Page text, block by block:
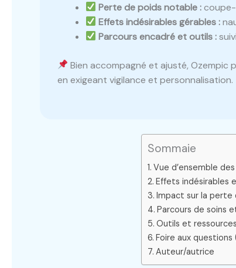
Perte de poids notable :coupe-
Effets indésirables gérables :
Parcours encadré et outils :
Bien accompagné et ajusté, Ozempic
en exigeant vigilance et personnalisation.
Sommaie
Vue d’ensemble
Effets indésirables
Impact sur la
Parcours de soins
Outils et
Foire aux questions
Auteur/autrice